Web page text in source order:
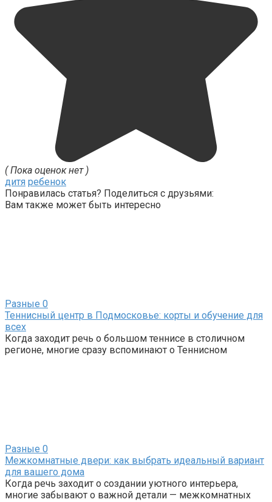
( Пока оценок нет )
дитя ребенок
Понравилась статья? Поделиться с друзьями:
Вам также может быть интересно
Разные 0
Теннисный центр в Подмосковье: корты и обучение для
всех
Когда заходит речь о большом теннисе в столичном
регионе, многие сразу вспоминают о Теннисном
Разные 0
Межкомнатные двери: как выбрать идеальный вариант
для вашего дома
Когда речь заходит о создании уютного интерьера,
многие забывают о важной детали — межкомнатных